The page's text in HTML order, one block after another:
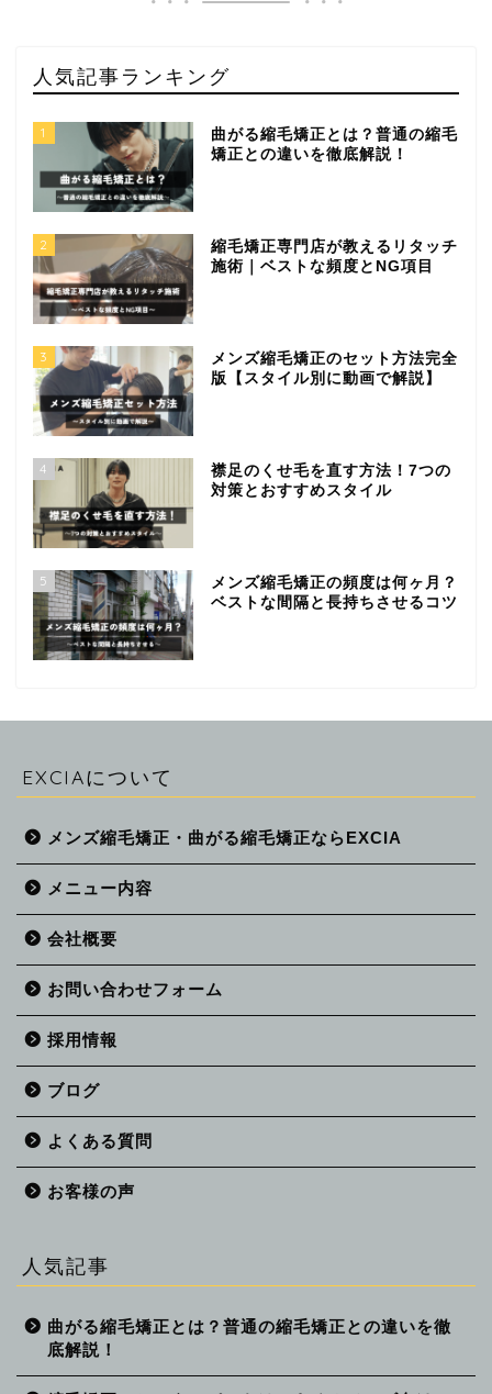
人気記事ランキング
1
曲がる縮毛矯正とは？普通の縮毛
矯正との違いを徹底解説！
2
縮毛矯正専門店が教えるリタッチ
施術｜ベストな頻度とNG項目
3
メンズ縮毛矯正のセット方法完全
版【スタイル別に動画で解説】
4
襟足のくせ毛を直す方法！7つの
対策とおすすめスタイル
5
メンズ縮毛矯正の頻度は何ヶ月？
ベストな間隔と長持ちさせるコツ
EXCIAについて
メンズ縮毛矯正・曲がる縮毛矯正ならEXCIA
メニュー内容
会社概要
お問い合わせフォーム
採用情報
ブログ
よくある質問
お客様の声
人気記事
曲がる縮毛矯正とは？普通の縮毛矯正との違いを徹
底解説！